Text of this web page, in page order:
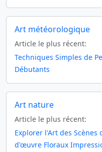
Art météorologique
Article le plus récent:
Techniques Simples de
Débutants
Art nature
Article le plus récent:
Explorer l'Art des Scènes
d'œuvre Floraux